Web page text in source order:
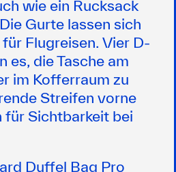
wie ein Rucksack
Gurte lassen sich
Flugreisen. Vier D-
es, die Tasche am
im Kofferraum zu
Streifen vorne
für Sichtbarkeit bei
Duffel Bag Pro